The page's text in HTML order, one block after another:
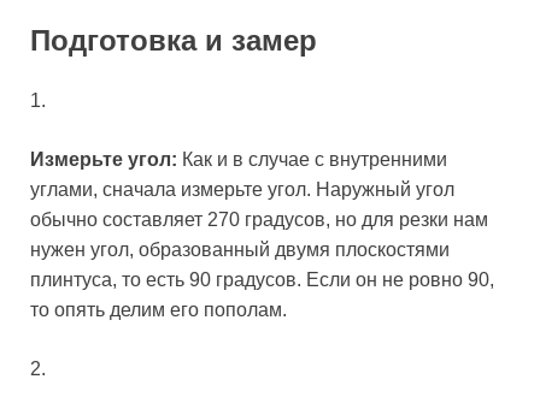
Подготовка и замер
1.
Измерьте угол: Как и в случае с внутренними
углами, сначала измерьте угол. Наружный угол
обычно составляет 270 градусов, но для резки нам
нужен угол, образованный двумя плоскостями
плинтуса, то есть 90 градусов. Если он не ровно 90,
то опять делим его пополам.
2.